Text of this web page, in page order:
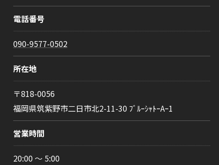
電話番号
090-9577-0502
所在地
〒818-0056
福岡県筑紫野市二日市北2-11-30 ﾌﾞﾙｰｼｬﾄｰAｰ1
営業時間
20:00 ～ 5:00